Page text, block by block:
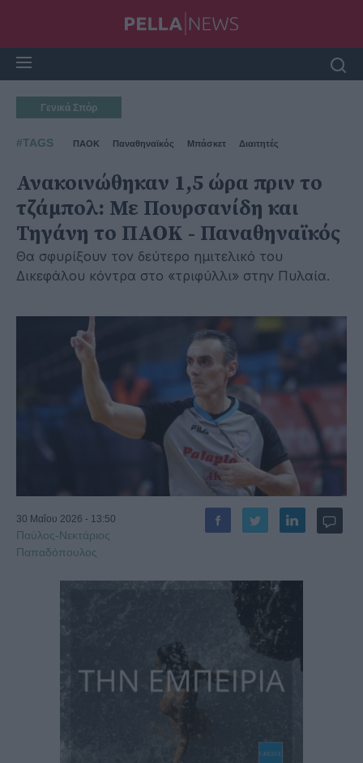
Γενικά Σπόρ
#TAGS ΠΑΟΚ Παναθηναϊκός Μπάσκετ Διαιτητές
Ανακοινώθηκαν 1,5 ώρα πριν το
τζάμπολ: Με Πουρσανίδη και
Τηγάνη το ΠΑΟΚ - Παναθηναϊκός
Θα σφυρίξουν τον δεύτερο ημιτελικό του
Δικεφάλου κόντρα στο «τριφύλλι» στην Πυλαία.
30 Μαΐου 2026 - 13:50
Παύλος-Νεκτάριος
Παπαδόπουλος